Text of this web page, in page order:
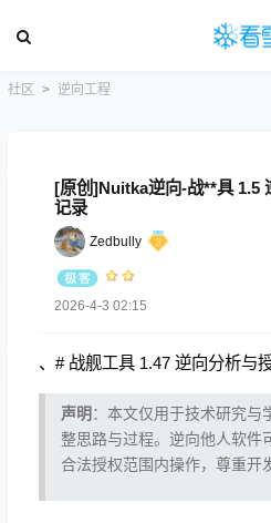
社区 逆向工程
[原创]Nuitka逆向-战**具 1.5
记录
Zedbully
2026-4-3 02:15
、# 战舰工具 1.47 逆向分析与
声明 ：本文仅用于技术研究与
整思路与过程。逆向他人软件
合法授权范围内操作，尊重开